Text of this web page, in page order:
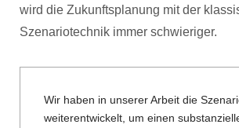
wird die Zukunftsplanung mit der
Szenariotechnik immer schwieriger.
Wir haben in unserer Arbeit die
weiterentwickelt, um einen